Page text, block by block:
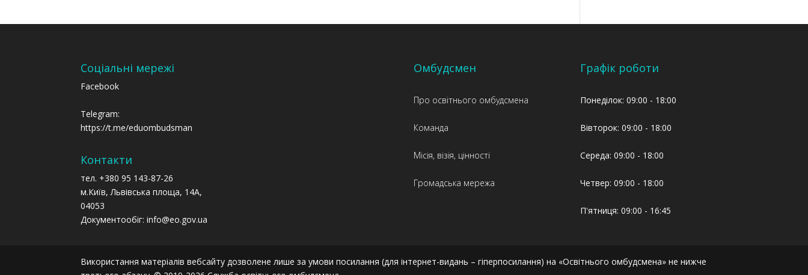
Соціальні мережі
Facebook
Telegram:
https://t.me/eduombudsman
Контакти
тел. +380 95 143-87-26
м.Київ, Львівська площа, 14А,
04053
Документообіг: info@eo.gov.ua
Омбудсмен
Про освітнього омбудсмена
Команда
Місія, візія, цінності
Громадська мережа
Графік роботи
Понеділок: 09:00 - 18:00
Вівторок: 09:00 - 18:00
Середа: 09:00 - 18:00
Четвер: 09:00 - 18:00
П'ятниця: 09:00 - 16:45
Використання матеріалів вебсайту дозволене лише за умови посилання (для інтернет-видань – гіперпосилання) на «Освітнього омбудсмена» не нижче